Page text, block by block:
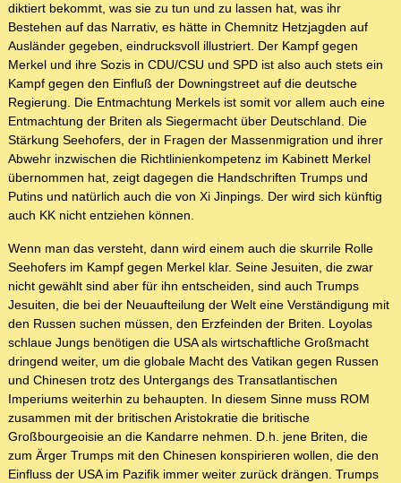
diktiert bekommt, was sie zu tun und zu lassen hat, was ihr
Bestehen auf das Narrativ, es hätte in Chemnitz Hetzjagden auf
Ausländer gegeben, eindrucksvoll illustriert. Der Kampf gegen
Merkel und ihre Sozis in CDU/CSU und SPD ist also auch stets ein
Kampf gegen den Einfluß der Downingstreet auf die deutsche
Regierung. Die Entmachtung Merkels ist somit vor allem auch eine
Entmachtung der Briten als Siegermacht über Deutschland. Die
Stärkung Seehofers, der in Fragen der Massenmigration und ihrer
Abwehr inzwischen die Richtlinienkompetenz im Kabinett Merkel
übernommen hat, zeigt dagegen die Handschriften Trumps und
Putins und natürlich auch die von Xi Jinpings. Der wird sich künftig
auch KK nicht entziehen können.
Wenn man das versteht, dann wird einem auch die skurrile Rolle
Seehofers im Kampf gegen Merkel klar. Seine Jesuiten, die zwar
nicht gewählt sind aber für ihn entscheiden, sind auch Trumps
Jesuiten, die bei der Neuaufteilung der Welt eine Verständigung mit
den Russen suchen müssen, den Erzfeinden der Briten. Loyolas
schlaue Jungs benötigen die USA als wirtschaftliche Großmacht
dringend weiter, um die globale Macht des Vatikan gegen Russen
und Chinesen trotz des Untergangs des Transatlantischen
Imperiums weiterhin zu behaupten. In diesem Sinne muss ROM
zusammen mit der britischen Aristokratie die britische
Großbourgeoisie an die Kandarre nehmen. D.h. jene Briten, die
zum Ärger Trumps mit den Chinesen konspirieren wollen, die den
Einfluss der USA im Pazifik immer weiter zurück drängen. Trumps